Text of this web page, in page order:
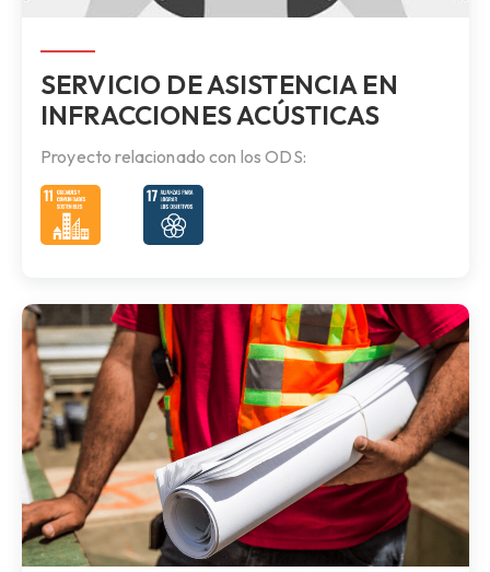
SERVICIO DE ASISTENCIA EN
INFRACCIONES ACÚSTICAS
Proyecto relacionado con los ODS: